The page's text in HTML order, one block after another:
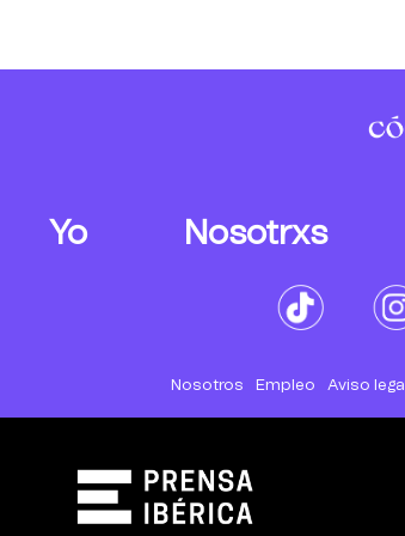
Yo Nosotrxs
Nosotros Empleo Aviso legal